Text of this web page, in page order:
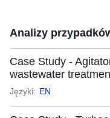
Analizy
Case Study -
wastewater
Języki: EN